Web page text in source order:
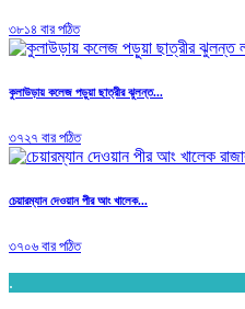
৩৮১৪ বার পঠিত
কুলাউড়ায় কলেজ পড়ুয়া ছাত্রীর ঝুলন্ত...
৩৭২৭ বার পঠিত
চেয়ারম্যান দেওয়ান পীর আং খালেক...
৩৭০৬ বার পঠিত
.